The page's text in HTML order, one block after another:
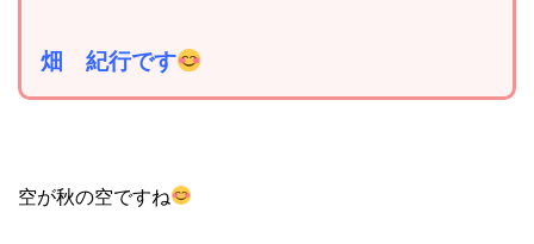
畑 紀行です
空が秋の空ですね